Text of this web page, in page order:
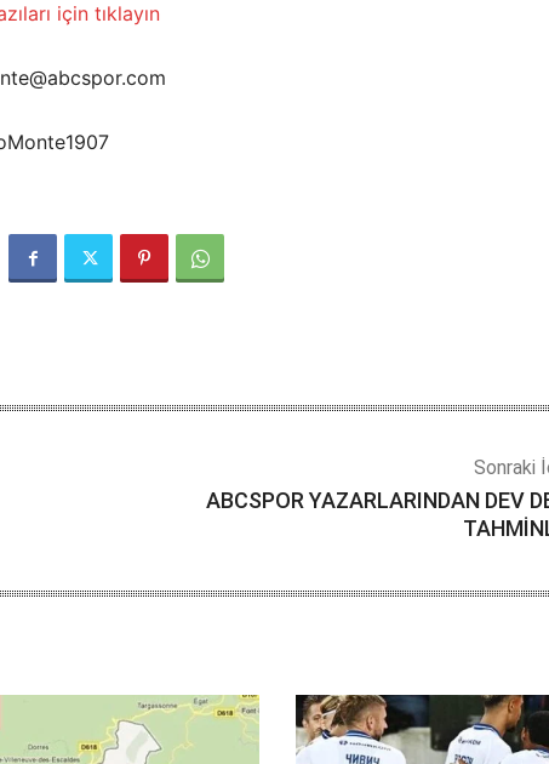
için tıklayın
Sonraki
ABCSPOR YAZARLARINDAN DEV